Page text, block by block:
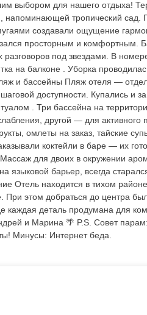
выбором для нашего отдыха!
напоминающей тропический сад.
создавали ощущение
просторным и комфортным.
под звездами. В
на балконе . Уборка
и бассейны Пляж отеля —
доступности. Купались и
. Три бассейна на
другой — для активного
омлеты на заказ, тайские
коктейли в баре — их
для двоих в окружении
языковой барьер, всегда
Отель находится в тихом
При этом добраться до центра
каждая деталь продумана для
и Марина 🌴 P.S. Совет
Минусы: Интернет беда.